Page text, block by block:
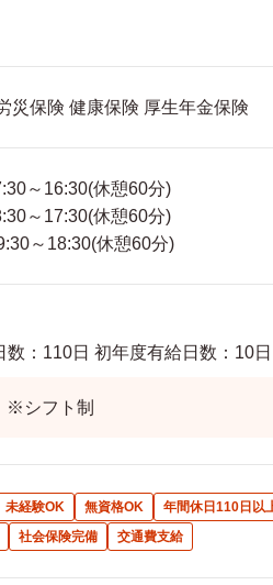
災保険 健康保険 厚生年金保険
～16:30(休憩60分)
～17:30(休憩60分)
～18:30(休憩60分)
数：110日 初年度有給日数：10
※シフト制
未経験OK 無資格OK 年間休日110日以
社会保険完備 交通費支給